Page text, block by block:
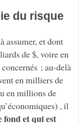
du risque
assumer, et dont
de $, voire en
; au-delà
en milliers de
en millions de
, il
et qui est